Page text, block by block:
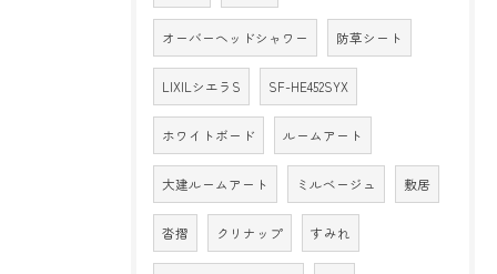
オーバーヘッドシャワー 防草シート
LIXILシエラS SF-HE452SYX
ホワイトボード ルームアート
大建ルームアート ミルベージュ 敷居
沓摺 クリナップ すみれ